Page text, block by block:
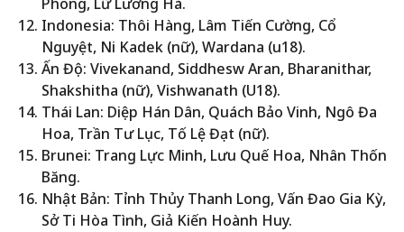
Indonesia: Thôi Hàng, Lâm Tiến Cường, Cổ
Nguyệt, Ni Kadek (nữ), Wardana (u18).
Ấn Độ: Vivekanand, Siddhesw Aran, Bharanithar,
Shakshitha (nữ), Vishwanath (U18).
Thái Lan: Diệp Hán Dân, Quách Bảo Vinh, Ngô Đa
Hoa, Trần Tư Lục, Tố Lệ Đạt (nữ).
Brunei: Trang Lực Minh, Lưu Quế Hoa, Nhân Thốn
Băng.
Nhật Bản: Tỉnh Thủy Thanh Long, Vấn Đao Gia Kỳ,
Sở Ti Hòa Tình, Giả Kiến Hoành Huy.